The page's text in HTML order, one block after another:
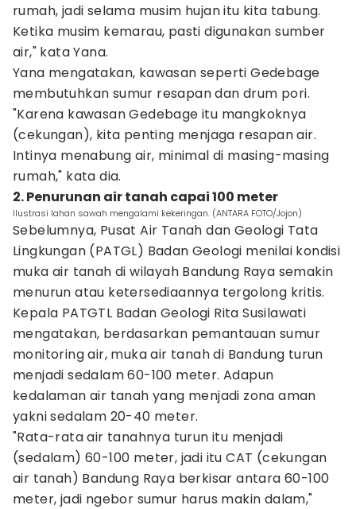
rumah, jadi selama musim hujan itu kita tabung.
Ketika musim kemarau, pasti digunakan sumber
air," kata Yana.
Yana mengatakan, kawasan seperti Gedebage
membutuhkan sumur resapan dan drum pori.
"Karena kawasan Gedebage itu mangkoknya
(cekungan), kita penting menjaga resapan air.
Intinya menabung air, minimal di masing-masing
rumah," kata dia.
2. Penurunan air tanah capai 100 meter
Ilustrasi lahan sawah mengalami kekeringan. (ANTARA FOTO/Jojon)
Sebelumnya, Pusat Air Tanah dan Geologi Tata
Lingkungan (PATGL) Badan Geologi menilai kondisi
muka air tanah di wilayah Bandung Raya semakin
menurun atau ketersediaannya tergolong kritis.
Kepala PATGTL Badan Geologi Rita Susilawati
mengatakan, berdasarkan pemantauan sumur
monitoring air, muka air tanah di Bandung turun
menjadi sedalam 60-100 meter. Adapun
kedalaman air tanah yang menjadi zona aman
yakni sedalam 20-40 meter.
"Rata-rata air tanahnya turun itu menjadi
(sedalam) 60-100 meter, jadi itu CAT (cekungan
air tanah) Bandung Raya berkisar antara 60-100
meter, jadi ngebor sumur harus makin dalam,"